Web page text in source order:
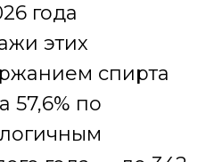
года
этих
спирта
57,6% по